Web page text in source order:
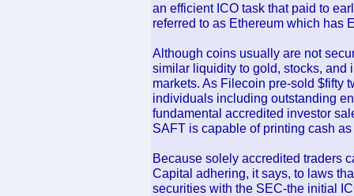
an efficient ICO task that paid to
referred to as Ethereum which has
Although coins usually are not
similar liquidity to gold, stocks,
markets. As Filecoin pre-sold $fifty
individuals including outstanding
fundamental accredited investor
SAFT is capable of printing cash
Because solely accredited traders
Capital adhering, it says, to laws
securities with the SEC-the initial